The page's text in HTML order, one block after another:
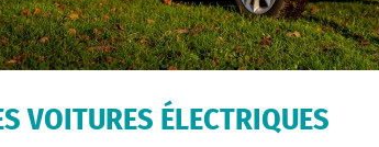
VOITURES ÉLECTRIQUES